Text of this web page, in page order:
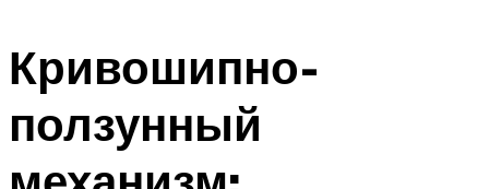
Кривошипно-
ползунный